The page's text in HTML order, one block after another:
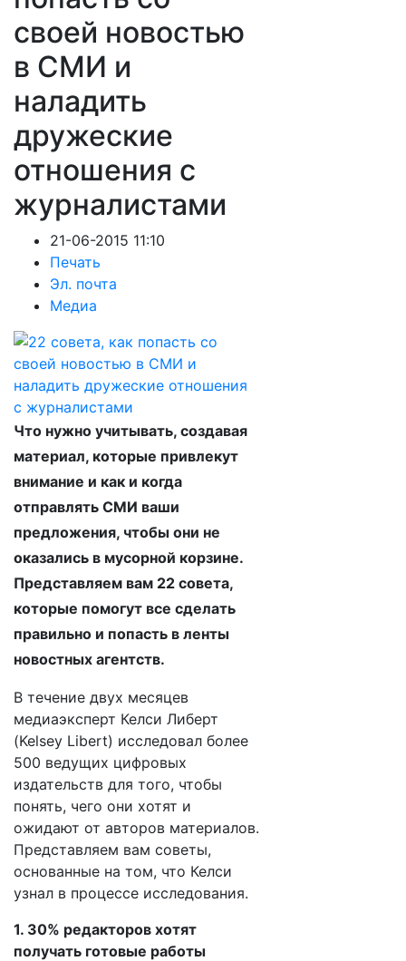
своей новостью
в СМИ и
наладить
дружеские
отношения с
журналистами
21-06-2015 11:10
Печать
Эл. почта
Медиа
Что нужно учитывать, создавая
материал, которые привлекут
внимание и как и когда
отправлять СМИ ваши
предложения, чтобы они не
оказались в мусорной корзине.
Представляем вам 22 совета,
которые помогут все сделать
правильно и попасть в ленты
новостных агентств.
В течение двух месяцев
медиаэксперт Келси Либерт
(Kelsey Libert) исследовал более
500 ведущих цифровых
издательств для того, чтобы
понять, чего они хотят и
ожидают от авторов материалов.
Представляем вам советы,
основанные на том, что Келси
узнал в процессе исследования.
1. 30% редакторов хотят
получать готовые работы